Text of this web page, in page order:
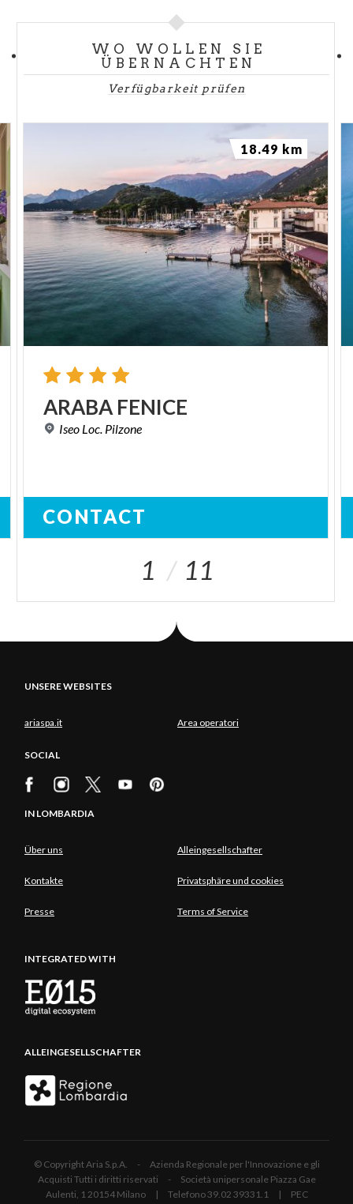
WO WOLLEN SIE
ÜBERNACHTEN
Verfügbarkeit prüfen
ARABA FENICE
Iseo Loc. Pilzone
CONTACT
18.49 km
1 11
UNSERE WEBSITES
ariaspa.it Area operatori
SOCIAL
IN LOMBARDIA
Über uns Alleingesellschafter
Kontakte Privatsphäre und cookies
Presse Terms of Service
INTEGRATED WITH
ALLEINGESELLSCHAFTER
© Copyright Aria S.p.A. - Azienda Regionale per l'Innovazione e gli
Acquisti Tutti i diritti riservati - Società unipersonale Piazza Gae
Aulenti, 1 20154 Milano | Telefono 39.02 39331.1 | PEC